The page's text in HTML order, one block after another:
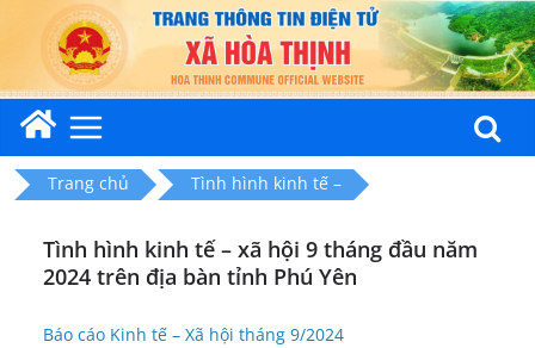
content
Trang chủ Tình hình kinh tế –
Tình hình kinh tế – xã hội 9 tháng đầu năm
2024 trên địa bàn tỉnh Phú Yên
Báo cáo Kinh tế – Xã hội tháng 9/2024